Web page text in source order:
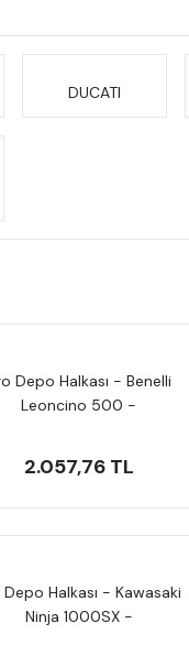
DUCATI
Depo Halkası - Benelli
Leoncino 500 -
2.057,76 TL
Depo Halkası - Kawasaki
Ninja 1000SX -